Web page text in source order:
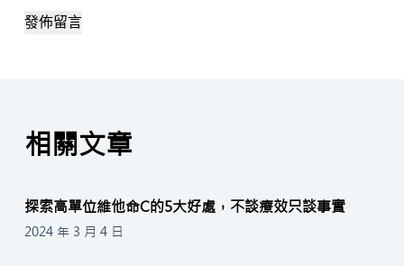
發佈留言
相關文章
探索高單位維他命C的5大好處，不談療效只談事實
2024 年 3 月 4 日